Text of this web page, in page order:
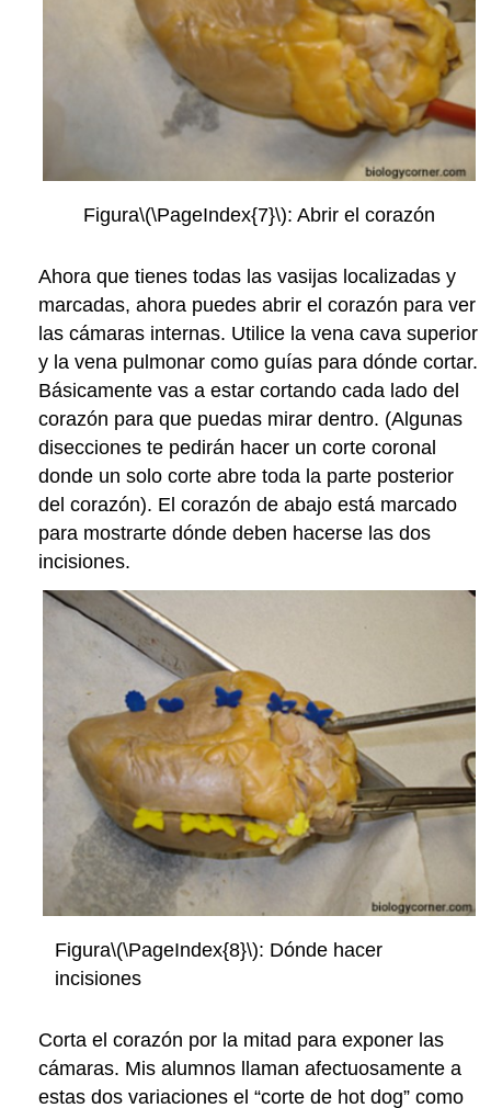
Figura\(\PageIndex{7}\): Abrir el corazón
Ahora que tienes todas las vasijas localizadas y
marcadas, ahora puedes abrir el corazón para ver
las cámaras internas. Utilice la vena cava superior
y la vena pulmonar como guías para dónde cortar.
Básicamente vas a estar cortando cada lado del
corazón para que puedas mirar dentro. (Algunas
disecciones te pedirán hacer un corte coronal
donde un solo corte abre toda la parte posterior
del corazón). El corazón de abajo está marcado
para mostrarte dónde deben hacerse las dos
incisiones.
Figura\(\PageIndex{8}\): Dónde hacer
incisiones
Corta el corazón por la mitad para exponer las
cámaras. Mis alumnos llaman afectuosamente a
estas dos variaciones el “corte de hot dog” como